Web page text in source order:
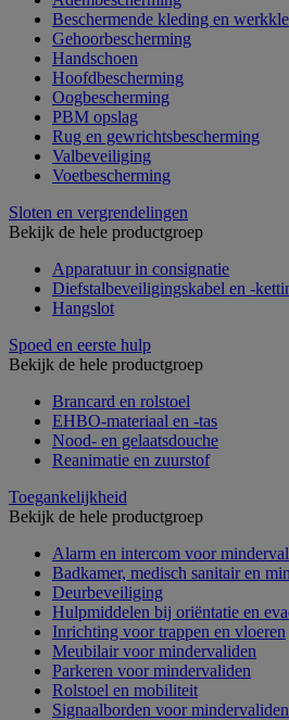
Beschermende kleding en
Gehoorbescherming
Handschoen
Hoofdbescherming
Oogbescherming
PBM opslag
Rug en gewrichtsbescherming
Valbeveiliging
Voetbescherming
Sloten en vergrendelingen
Bekijk de hele productgroep
Apparatuur in consignatie
Diefstalbeveiligingskabel en -
Hangslot
Spoed en eerste hulp
Bekijk de hele productgroep
Brancard en rolstoel
EHBO-materiaal en -tas
Nood- en gelaatsdouche
Reanimatie en zuurstof
Toegankelijkheid
Bekijk de hele productgroep
Alarm en intercom voor
Badkamer, medisch sanitair en
Deurbeveiliging
Hulpmiddelen bij oriëntatie en
Inrichting voor trappen en vloeren
Meubilair voor mindervaliden
Parkeren voor mindervaliden
Rolstoel en mobiliteit
Signaalborden voor mindervaliden